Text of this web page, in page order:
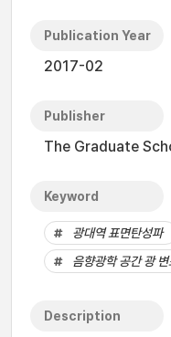
Publication Year
2017-02
Publisher
The Graduate
Keyword
광대역 표면탄성파
음향광학 공간 광
Description